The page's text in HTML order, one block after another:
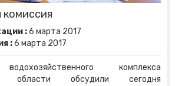
комиссия
:6 марта 2017
:6 марта 2017
комплекса
области обсудили сегодня